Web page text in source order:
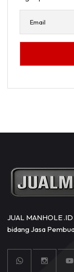
JUAL MANHOLE
bidang Jasa